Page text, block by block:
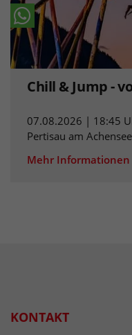
Chill & Jump -
07.08.2026 | 18:45
Pertisau am Achensee
Mehr Informationen
KONTAKT